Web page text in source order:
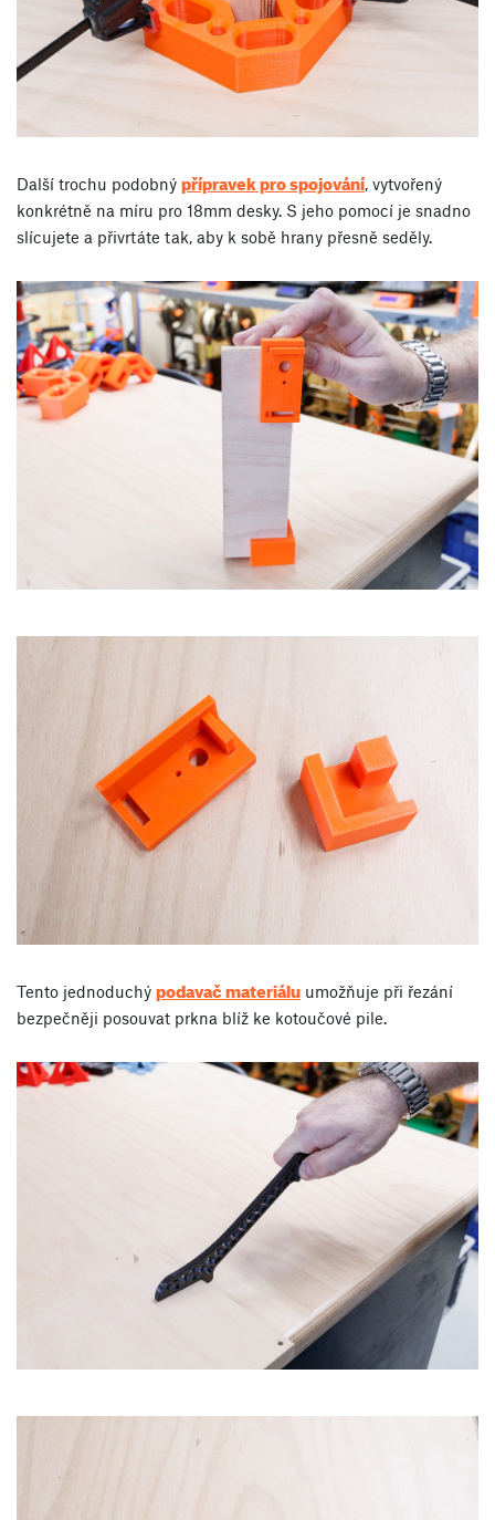
Další trochu podobný přípravek pro spojování, vytvořený
konkrétně na míru pro 18mm desky. S jeho pomocí je snadno
slícujete a přivrtáte tak, aby k sobě hrany přesně seděly.
Tento jednoduchý podavač materiálu umožňuje při řezání
bezpečněji posouvat prkna blíž ke kotoučové pile.